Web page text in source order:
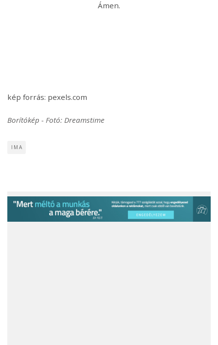
Ámen.
kép forrás: pexels.com
Borítókép - Fotó: Dreamstime
IMA